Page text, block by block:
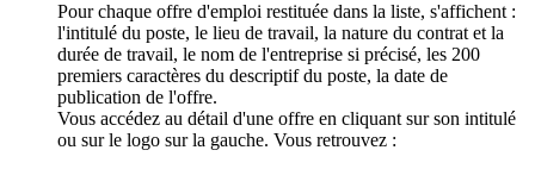
Pour chaque offre d'emploi restituée dans la liste, s'affichent :
l'intitulé du poste, le lieu de travail, la nature du contrat et la
durée de travail, le nom de l'entreprise si précisé, les 200
premiers caractères du descriptif du poste, la date de
publication de l'offre.
Vous accédez au détail d'une offre en cliquant sur son intitulé
ou sur le logo sur la gauche. Vous retrouvez :